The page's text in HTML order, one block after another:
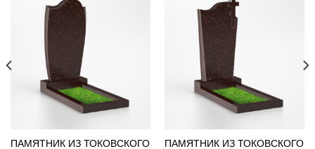
ПАМЯТНИК ИЗ ТОКОВСКОГО
ПАМЯТНИК ИЗ ТОКОВСКОГО